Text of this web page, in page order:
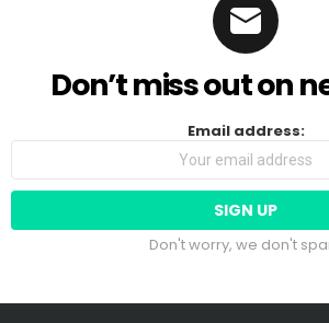
Don’t miss out on
Email address:
Don't worry, we don't